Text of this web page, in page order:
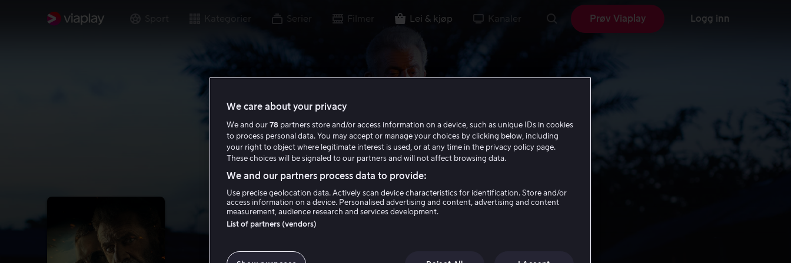
Kategorier Serier Filmer Lei & kjøp Kanaler Prøv Viaplay Logg inn
We care about your privacy
We and our 78 partners store and/or access information on a device, such as unique IDs in cookies
to process personal data. You may accept or manage your choices by clicking below, including
your right to object where legitimate interest is used, or at any time in the privacy policy page.
These choices will be signaled to our partners and will not affect browsing data.
We and our partners process data to provide:
Use precise geolocation data. Actively scan device characteristics for identification. Store and/or
access information on a device. Personalised advertising and content, advertising and content
measurement, audience research and services development.
List of partners (vendors)